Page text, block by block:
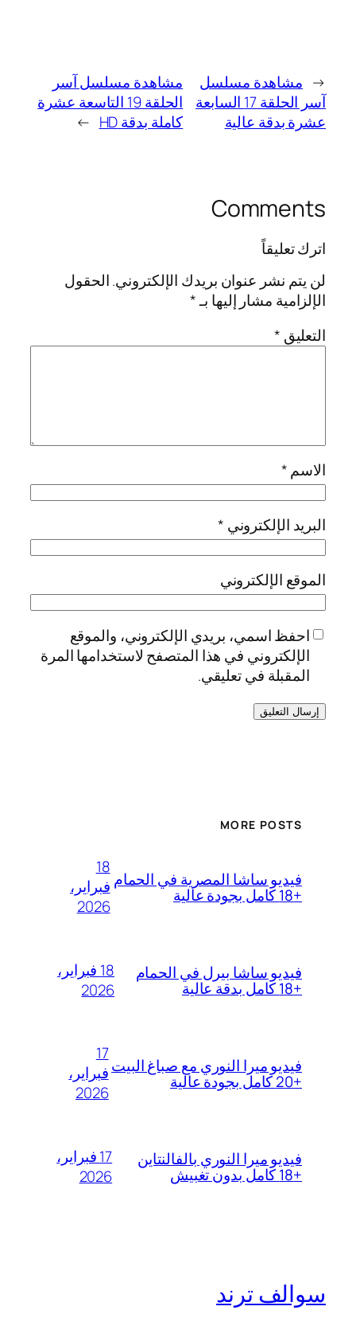
← مشاهدة مسلسل
آسر الحلقة 17 السابعة
عشرة بدقة عالية
مشاهدة مسلسل آسر
الحلقة 19 التاسعة عشرة
كاملة بدقة HD
→
Comments
اترك تعليقاً
لن يتم نشر عنوان بريدك الإلكتروني.الحقول
الإلزامية مشار إليها بـ*
التعليق *
الاسم*
البريد الإلكتروني *
الموقع الإلكتروني
احفظ اسمي، بريدي الإلكتروني، والموقع
الإلكتروني في هذا المتصفح لاستخدامها المرة
المقبلة في تعليقي.
MORE POSTS
فيديو ساشا المصرية في الحمام
+18 كامل بجودة عالية
18
فبراير،
2026
فيديو ساشا بيرل في الحمام
+18 كامل بدقة عالية
18 فبراير،
2026
فيديو ميرا النوري مع صباغ البيت
+20 كامل بجودة عالية
17
فبراير،
2026
فيديو ميرا النوري بالفالنتاين
+18 كامل بدون تغبيش
17 فبراير،
2026
سوالف ترند